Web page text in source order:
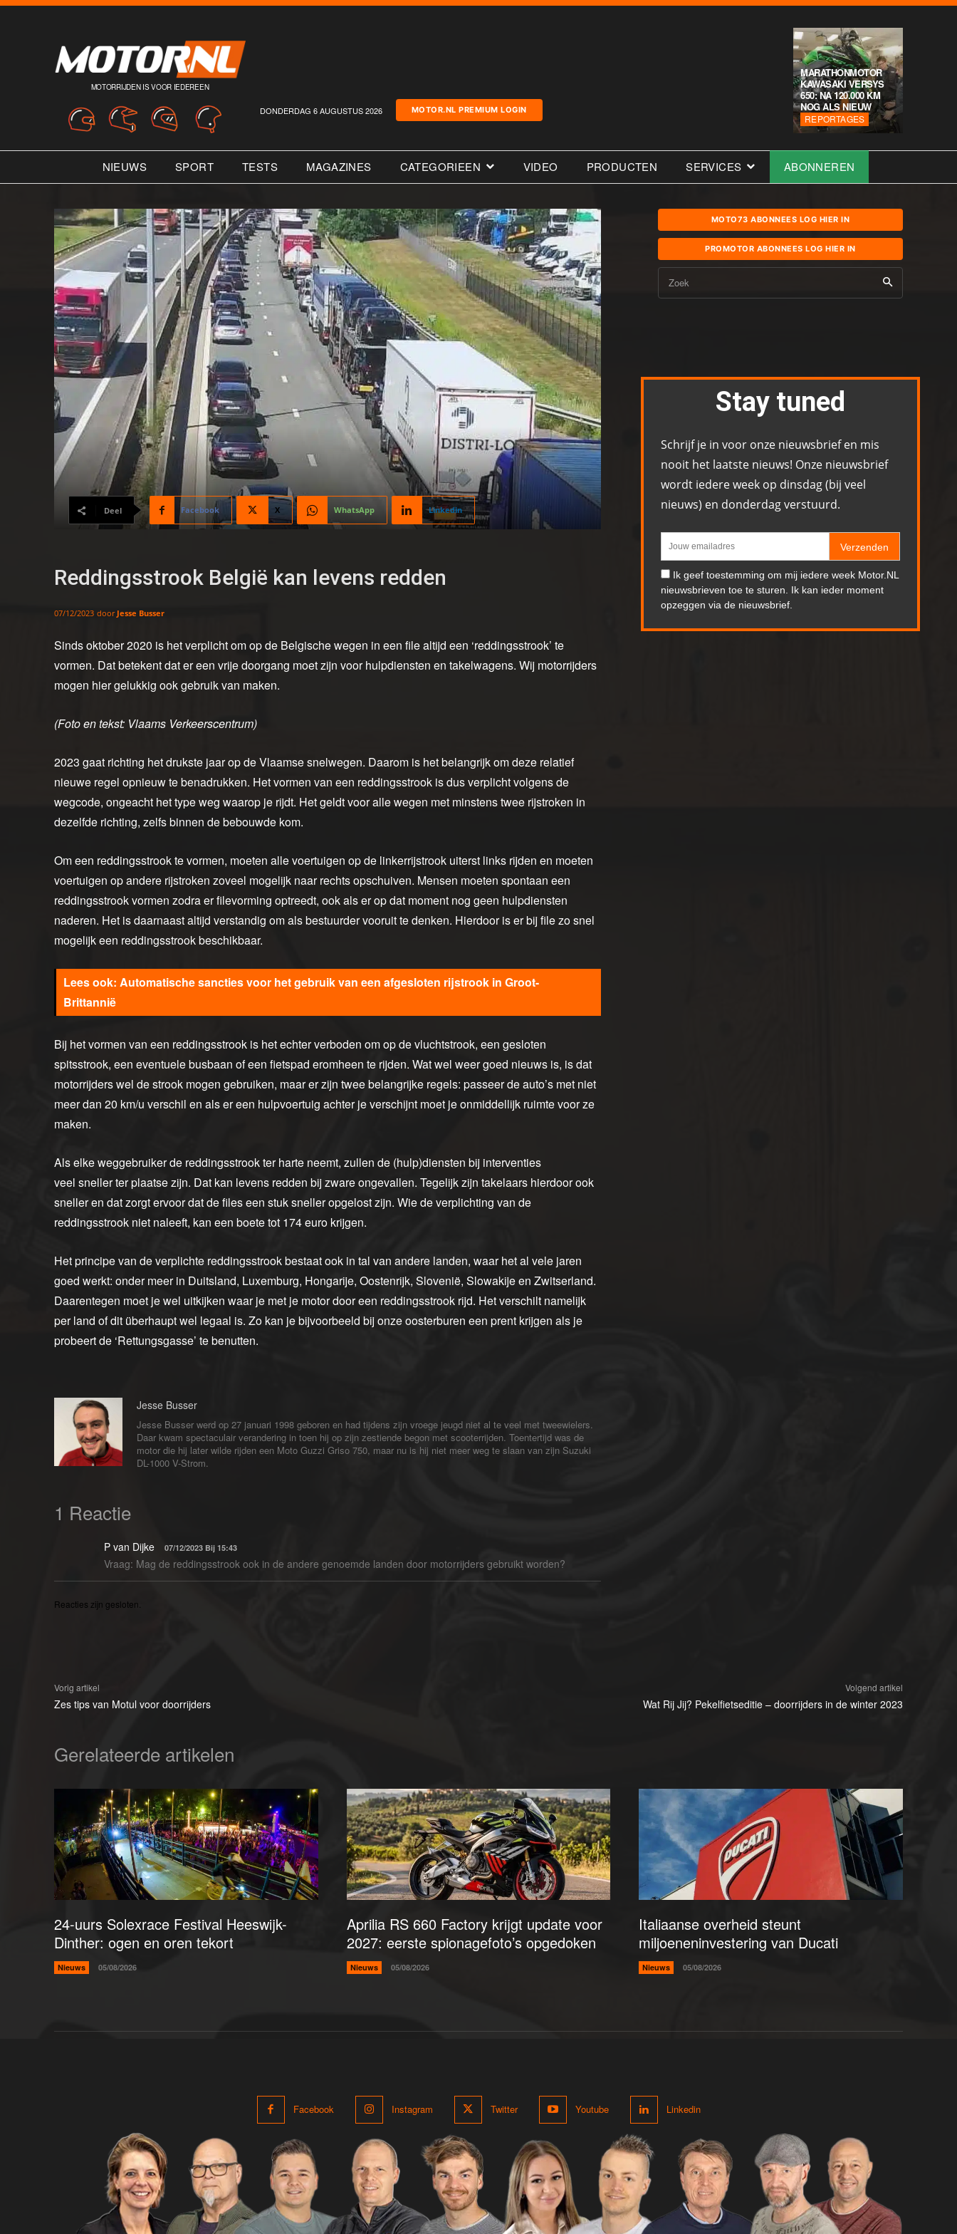
MOTORRIJDEN IS VOOR IEDEREEN
DONDERDAG 6 AUGUSTUS 2026 MOTOR.NL PREMIUM LOGIN
MARATHONMOTOR
KAWASAKI VERSYS
650: NA 120.000 KM
NOG ALS NIEUW
REPORTAGES
NIEUWS SPORT TESTS MAGAZINES CATEGORIEEN VIDEO PRODUCTEN SERVICES ABONNEREN
Deel Facebook X WhatsApp Linkedin
Reddingsstrook België kan levens redden
07/12/2023 door Jesse Busser
Sinds oktober 2020 is het verplicht om op de Belgische wegen in een file altijd een ‘reddingsstrook’ te
vormen. Dat betekent dat er een vrije doorgang moet zijn voor hulpdiensten en takelwagens. Wij motorrijders
mogen hier gelukkig ook gebruik van maken.
(Foto en tekst: Vlaams Verkeerscentrum)
2023 gaat richting het drukste jaar op de Vlaamse snelwegen. Daarom is het belangrijk om deze relatief
nieuwe regel opnieuw te benadrukken. Het vormen van een reddingsstrook is dus verplicht volgens de
wegcode, ongeacht het type weg waarop je rijdt. Het geldt voor alle wegen met minstens twee rijstroken in
dezelfde richting, zelfs binnen de bebouwde kom.
Om een reddingsstrook te vormen, moeten alle voertuigen op de linkerrijstrook uiterst links rijden en moeten
voertuigen op andere rijstroken zoveel mogelijk naar rechts opschuiven. Mensen moeten spontaan een
reddingsstrook vormen zodra er filevorming optreedt, ook als er op dat moment nog geen hulpdiensten
naderen. Het is daarnaast altijd verstandig om als bestuurder vooruit te denken. Hierdoor is er bij file zo snel
mogelijk een reddingsstrook beschikbaar.
Automatische sancties voor het gebruik van een afgesloten rijstrook in Groot-
Brittannië
Bij het vormen van een reddingsstrook is het echter verboden om op de vluchtstrook, een gesloten
spitsstrook, een eventuele busbaan of een fietspad eromheen te rijden. Wat wel weer goed nieuws is, is dat
motorrijders wel de strook mogen gebruiken, maar er zijn twee belangrijke regels: passeer de auto’s met niet
meer dan 20 km/u verschil en als er een hulpvoertuig achter je verschijnt moet je onmiddellijk ruimte voor ze
maken.
Als elke weggebruiker de reddingsstrook ter harte neemt, zullen de (hulp)diensten bij interventies
veel sneller ter plaatse zijn. Dat kan levens redden bij zware ongevallen. Tegelijk zijn takelaars hierdoor ook
sneller en dat zorgt ervoor dat de files een stuk sneller opgelost zijn. Wie de verplichting van de
reddingsstrook niet naleeft, kan een boete tot 174 euro krijgen.
Het principe van de verplichte reddingsstrook bestaat ook in tal van andere landen, waar het al vele jaren
goed werkt: onder meer in Duitsland, Luxemburg, Hongarije, Oostenrijk, Slovenië, Slowakije en Zwitserland.
Daarentegen moet je wel uitkijken waar je met je motor door een reddingsstrook rijd. Het verschilt namelijk
per land of dit überhaupt wel legaal is. Zo kan je bijvoorbeeld bij onze oosterburen een prent krijgen als je
probeert de ‘Rettungsgasse’ te benutten.
Jesse Busser
Jesse Busser werd op 27 januari 1998 geboren en had tijdens zijn vroege jeugd niet al te veel met tweewielers.
Daar kwam spectaculair verandering in toen hij op zijn zestiende begon met scooterrijden. Toentertijd was de
motor die hij later wilde rijden een Moto Guzzi Griso 750, maar nu is hij niet meer weg te slaan van zijn Suzuki
DL-1000 V-Strom.
1 Reactie
P van Dijke 07/12/2023 Bij 15:43
Vraag: Mag de reddingsstrook ook in de andere genoemde landen door motorrijders gebruikt worden?
Reacties zijn gesloten.
MOTO73 ABONNEES LOG HIER IN
PROMOTOR ABONNEES LOG HIER IN
Zoek
Stay tuned
Schrijf je in voor onze nieuwsbrief en mis
nooit het laatste nieuws! Onze nieuwsbrief
wordt iedere week op dinsdag (bij veel
nieuws) en donderdag verstuurd.
Verzenden
Ik geef toestemming om mij iedere week Motor.NL
nieuwsbrieven toe te sturen. Ik kan ieder moment
opzeggen via de nieuwsbrief.
Vorig artikel
Zes tips van Motul voor doorrijders
Volgend artikel
Wat Rij Jij? Pekelfietseditie – doorrijders in de winter 2023
Gerelateerde artikelen
24-uurs Solexrace Festival Heeswijk-
Dinther: ogen en oren tekort
Nieuws 05/08/2026
Aprilia RS 660 Factory krijgt update voor
2027: eerste spionagefoto’s opgedoken
Nieuws 05/08/2026
Italiaanse overheid steunt
miljoeneninvestering van Ducati
Nieuws 05/08/2026
Facebook Instagram Twitter Youtube Linkedin